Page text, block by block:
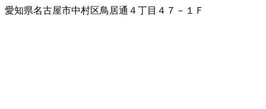
愛知県名古屋市中村区鳥居通４丁目４７－１Ｆ